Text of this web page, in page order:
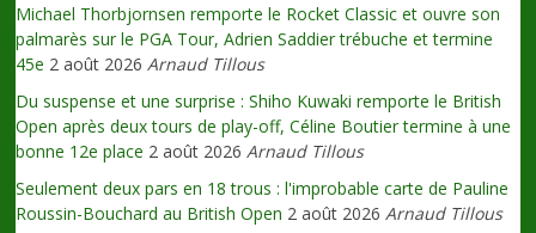
Michael Thorbjornsen remporte le Rocket Classic et ouvre son
palmarès sur le PGA Tour, Adrien Saddier trébuche et termine
45e 2 août 2026 Arnaud Tillous
Du suspense et une surprise : Shiho Kuwaki remporte le British
Open après deux tours de play-off, Céline Boutier termine à une
bonne 12e place 2 août 2026 Arnaud Tillous
Seulement deux pars en 18 trous : l'improbable carte de Pauline
Roussin-Bouchard au British Open 2 août 2026 Arnaud Tillous